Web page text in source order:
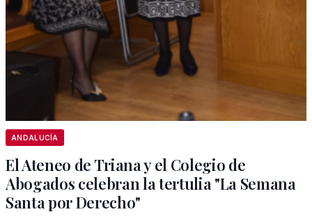
ANDALUCÍA
El Ateneo de Triana y el Colegio de
Abogados celebran la tertulia "La Semana
Santa por Derecho"